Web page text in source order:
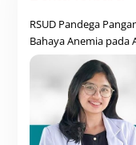
RSUD Pandega
Bahaya Anemia pada